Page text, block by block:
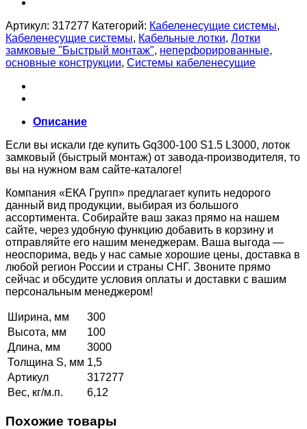
Артикул: 317277 Категорий: Кабеленесущие системы,
Кабеленесущие системы, Кабельные лотки, Лотки
замковые "Быстрый монтаж", неперфорированные,
основные конструкции, Системы кабеленесущие
Описание
Если вы искали где купить Gq300-100 S1.5 L3000, лоток
замковый (быстрый монтаж) от завода-производителя, то
вы на нужном вам сайте-каталоге!
Компания «ЕКА Групп» предлагает купить недорого
данный вид продукции, выбирая из большого
ассортимента. Собирайте ваш заказ прямо на нашем
сайте, через удобную функцию добавить в корзину и
отправляйте его нашим менеджерам. Ваша выгода —
неоспорима, ведь у нас самые хорошие цены, доставка в
любой регион России и страны СНГ. Звоните прямо
сейчас и обсудите условия оплаты и доставки с вашим
персональным менеджером!
Ширина, мм
300
Высота, мм
100
Длина, мм
3000
Толщина S, мм 1,5
Артикул
317277
Вес, кг/м.п.
6,12
Похожие товары